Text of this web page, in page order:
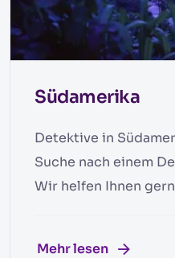
Südamerika
Detektive in
Suche nach einem
Wir helfen Ihnen
Mehr lesen